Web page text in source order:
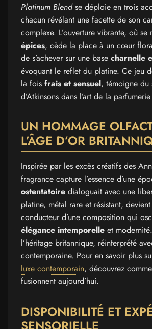
Platinum Blendse déploie en trois
chacun révélant une facette de son
complexe. L’ouverture vibrante, où se
épices, cède la place à un cœur
de s’achever sur une base charnelle
évoquant le reflet du platine. Ce jeu
la fois frais et sensuel, témoigne du
d’Atkinsons dans l’art de la
UN HOMMAGE
L’ÂGE D’OR
Inspirée par les excès créatifs des
fragrance capture l’essence d’une
ostentatoire dialoguait avec une
platine, métal rare et résistant,
conducteur d’une composition qui
élégance intemporelle et
l’héritage britannique, réinterprété
contemporaine. Pour en savoir plus
luxe contemporain, découvrez
fusionnent aujourd’hui.
DISPONIBILITÉ ET